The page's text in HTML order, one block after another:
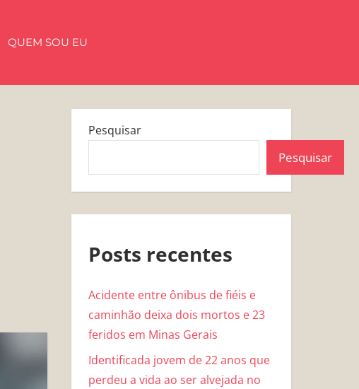
QUEM SOU EU
Pesquisar
Pesquisar
Posts recentes
Acidente entre ônibus de fiéis e
caminhão deixa dois mortos e 23
feridos em Minas Gerais
Identificada jovem de 22 anos que
perdeu a vida ao ser alvejada no